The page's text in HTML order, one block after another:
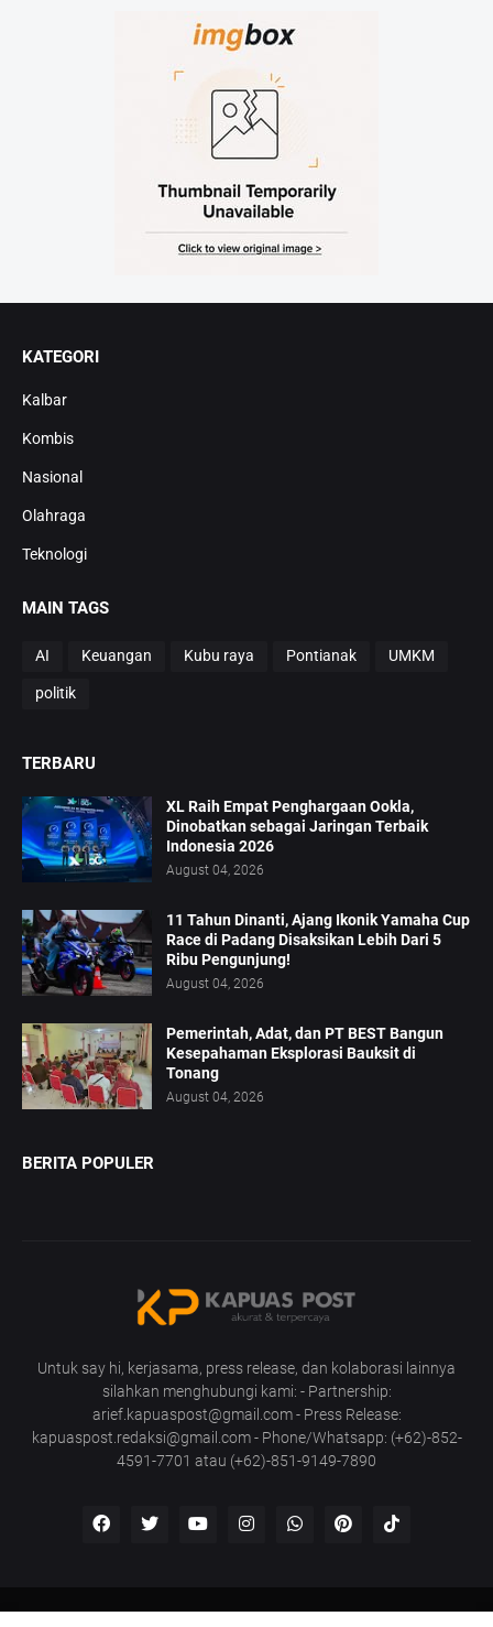
KATEGORI
Kalbar
Kombis
Nasional
Olahraga
Teknologi
MAIN TAGS
AI Keuangan Kubu raya Pontianak UMKM
politik
TERBARU
XL Raih Empat Penghargaan Ookla,
Dinobatkan sebagai Jaringan Terbaik
Indonesia 2026
August 04, 2026
11 Tahun Dinanti, Ajang Ikonik Yamaha Cup
Race di Padang Disaksikan Lebih Dari 5
Ribu Pengunjung!
August 04, 2026
Pemerintah, Adat, dan PT BEST Bangun
Kesepahaman Eksplorasi Bauksit di
Tonang
August 04, 2026
BERITA POPULER
Untuk say hi, kerjasama, press release, dan kolaborasi lainnya
silahkan menghubungi kami: - Partnership:
arief.kapuaspost@gmail.com - Press Release:
kapuaspost.redaksi@gmail.com - Phone/Whatsapp: (+62)-852-
4591-7701 atau (+62)-851-9149-7890